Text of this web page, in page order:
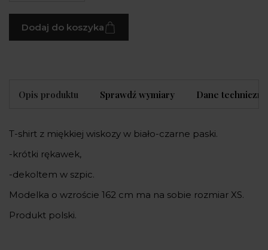
Dodaj do koszyka
Opis produktu Sprawdź wymiary Dane techniczne
T-shirt z miękkiej wiskozy w biało-czarne paski.
-krótki rękawek,
-dekoltem w szpic.
Modelka o wzroście 162 cm ma na sobie rozmiar XS.
Produkt polski.